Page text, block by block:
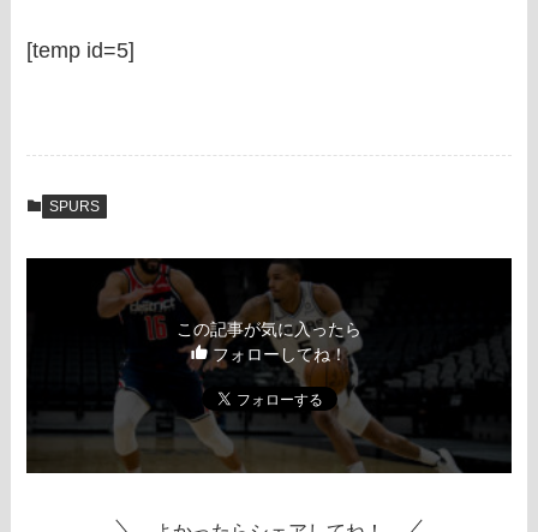
[temp id=5]
SPURS
この記事が気に入ったら
フォローしてね！